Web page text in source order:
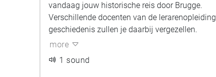
vandaag jouw historische reis door Brugge.
Verschillende docenten van de lerarenopleiding
geschiedenis zullen je daarbij vergezellen.
more
1 sound